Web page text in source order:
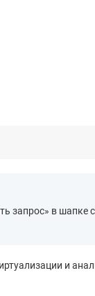
запрос» в шапке
и